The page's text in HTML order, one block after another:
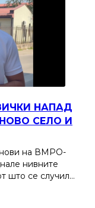
НАПАД
СЕЛО И
на ВМРО-
нивните
што се случил…